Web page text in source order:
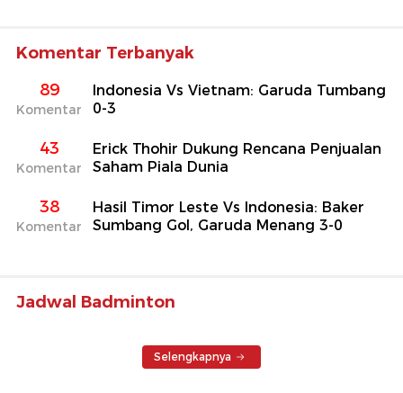
Komentar Terbanyak
89
Komentar
Indonesia Vs Vietnam: Garuda Tumbang
0-3
43
Komentar
Erick Thohir Dukung Rencana Penjualan
Saham Piala Dunia
38
Komentar
Hasil Timor Leste Vs Indonesia: Baker
Sumbang Gol, Garuda Menang 3-0
Jadwal Badminton
Selengkapnya